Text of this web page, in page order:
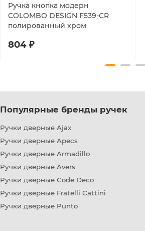
Ручка кнопка модерн
COLOMBO DESIGN F539-CR
полированный хром
804 ₽
Популярные бренды ручек
Ручки дверные Ajax
Ручки дверные Apecs
Ручки дверные Armadillo
Ручки дверные Avers
Ручки дверные Code Deco
Ручки дверные Fratelli Cattini
Ручки дверные Punto